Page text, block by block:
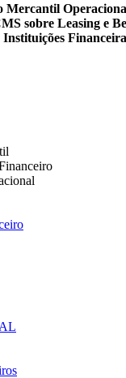
Mercantil
sobre Leasing e